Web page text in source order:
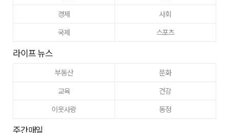
경제
사회
국제
스포츠
라이프 뉴스
부동산
문화
교육
건강
이웃사랑
동정
주간매일